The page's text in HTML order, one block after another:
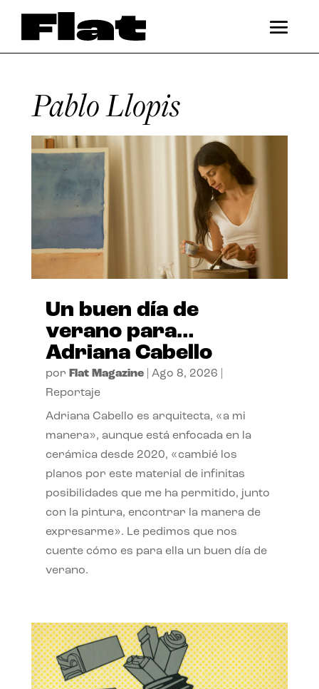
Pablo Llopis
Un buen día de
verano para…
Adriana Cabello
por Flat Magazine| Ago 8, 2026
Reportaje
Adriana Cabello es arquitecta, «a mi
manera», aunque está enfocada en la
cerámica desde 2020, «cambié los
planos por este material de infinitas
posibilidades que me ha permitido, junto
con la pintura, encontrar la manera de
expresarme». Le pedimos que nos
cuente cómo es para ella un buen día de
verano.